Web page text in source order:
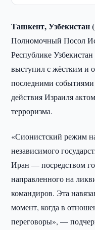
Ташкент,
Полномочный Посол
Республике
выступил с жёстким и
последними
действия Израиля
терроризма.
«Сионистский режим
независимого
Иран — посредством
направленного на
командиров. Эта
момент, когда в
переговоры», —